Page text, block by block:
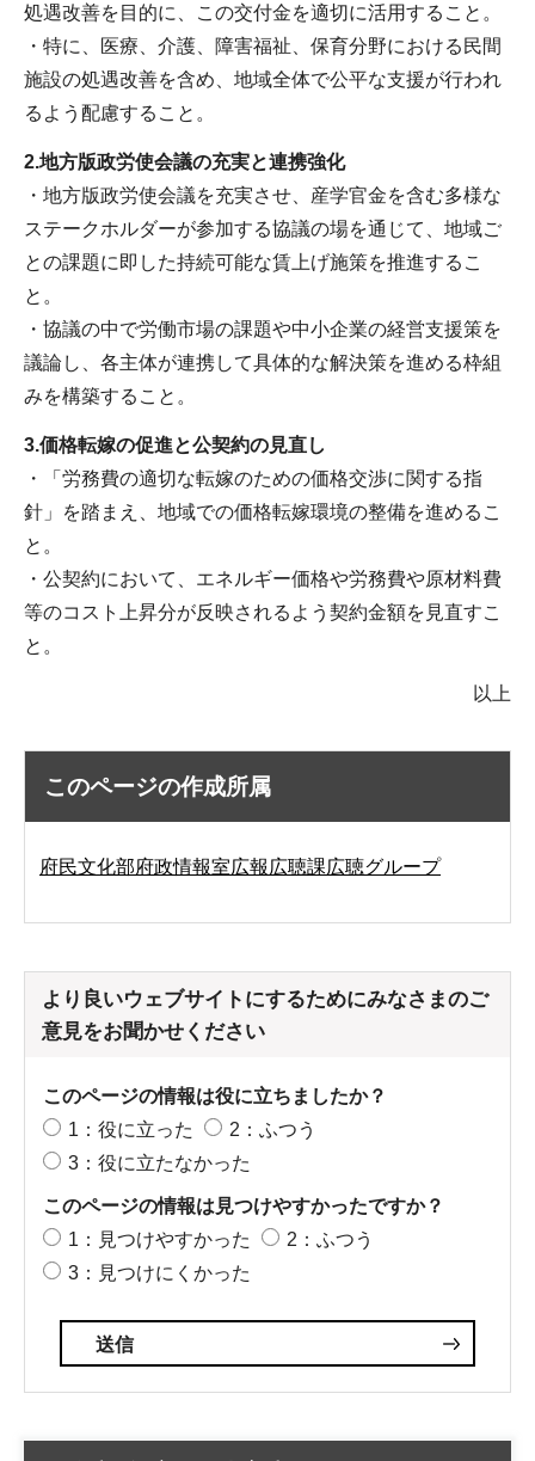
処遇改善を目的に、この交付金を適切に活用すること。
・特に、医療、介護、障害福祉、保育分野における民間
施設の処遇改善を含め、地域全体で公平な支援が行われ
るよう配慮すること。
2.地方版政労使会議の充実と連携強化
・地方版政労使会議を充実させ、産学官金を含む多様な
ステークホルダーが参加する協議の場を通じて、地域ご
との課題に即した持続可能な賃上げ施策を推進するこ
と。
・協議の中で労働市場の課題や中小企業の経営支援策を
議論し、各主体が連携して具体的な解決策を進める枠組
みを構築すること。
3.価格転嫁の促進と公契約の見直し
・「労務費の適切な転嫁のための価格交渉に関する指
針」を踏まえ、地域での価格転嫁環境の整備を進めるこ
と。
・公契約において、エネルギー価格や労務費や原材料費
等のコスト上昇分が反映されるよう契約金額を見直すこ
と。
以上
このページの作成所属
府民文化部府政情報室広報広聴課広聴グループ
より良いウェブサイトにするためにみなさまのご
意見をお聞かせください
このページの情報は役に立ちましたか？
1：役に立った
2：ふつう
3：役に立たなかった
このページの情報は見つけやすかったですか？
1：見つけやすかった
2：ふつう
3：見つけにくかった